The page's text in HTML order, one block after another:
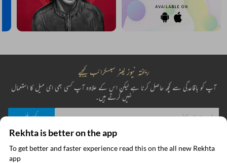
Click on any word to get its meaning
ریختہ نیوز لیٹر سبسکرائب کیجیے
آپ کو باقاعدگی سے کچھ حاصل کرنا ہے لیکن اس کے علاوہ آپ کسی بھی ای میل کا استعمال
نہیں کرتے ہیں۔
پڑھ لی ہے اور اس سے متفق ہوں
Rekhta is better on the app
To get better and faster experience read this on the all new Rekhta
app